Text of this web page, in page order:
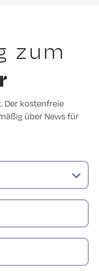
zum
Der kostenfreie
über News für